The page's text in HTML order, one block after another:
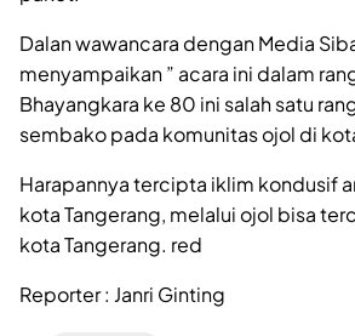
Dalan wawancara dengan Media
menyampaikan ” acara ini dalam
Bhayangkara ke 80 ini salah satu
sembako pada komunitas ojol di
Harapannya tercipta iklim kondusif
kota Tangerang, melalui ojol bisa
kota Tangerang. red
Reporter : Janri Ginting